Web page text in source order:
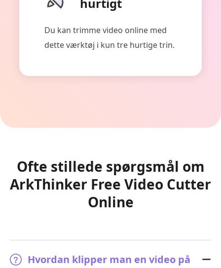
Du kan trimme video online med
dette værktøj i kun tre hurtige trin.
Ofte stillede spørgsmål om
ArkThinker Free Video Cutter
Online
Hvordan klipper man en video på